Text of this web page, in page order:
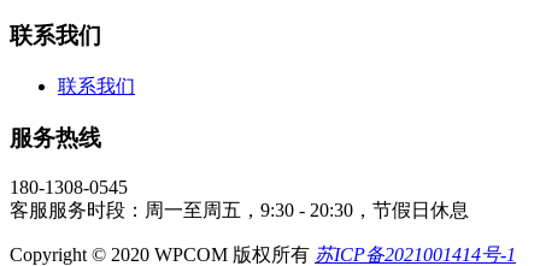
联系我们
联系我们
服务热线
180-1308-0545
客服服务时段：周一至周五，9:30 - 20:30，节假日休息
Copyright © 2020 WPCOM 版权所有 苏ICP备2021001414号-1